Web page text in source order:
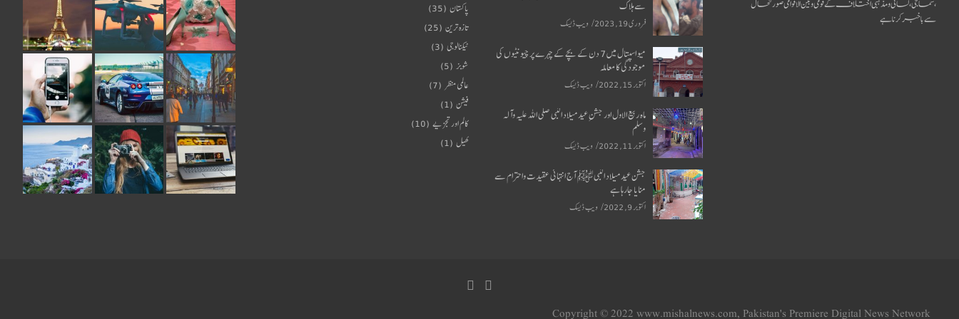
،سماجی ،لسانی و مذہبی اختلاف کے قومی و بین الاقوامی صورتحال
سےباخبر کرنا ہے
سے ہلاک
فروری 19, 2023 ویب ڈیسک
میو اسپتال میں 7 دن کے بچے کے چہرے پر چیونٹیوں کی
موجودگی کا معاملہ
اکتوبر 15, 2022 ویب ڈیسک
ماہ ربیع الاول اور جشنِ عید میلاد النبی صلی اللہ علیہ وآلہ
وسلم
اکتوبر 11, 2022 ویب ڈیسک
جشن عید میلاد النبی ﷺ آج انتہائی عقیدت واحترام سے
منایا جارہا ہے
اکتوبر 9, 2022 ویب ڈیسک
پاکستان (35)
تازہ ترین (25)
ٹیکنالوجی (3)
شوبز (5)
عالمی منظر (7)
فیشن (1)
کالم اور تجزیے (10)
کھیل (1)
Copyright © 2022 www.mishalnews.com, Pakistan's Premiere Digital News Network